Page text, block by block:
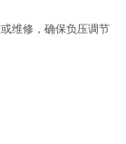
维修，确保负压调节